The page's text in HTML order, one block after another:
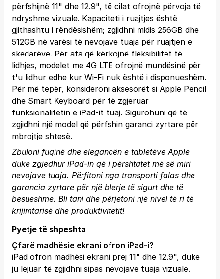
përfshijnë 11" dhe 12.9", të cilat ofrojnë përvoja të
ndryshme vizuale. Kapaciteti i ruajtjes është
gjithashtu i rëndësishëm; zgjidhni midis 256GB dhe
512GB në varësi të nevojave tuaja për ruajtjen e
skedarëve. Për ata që kërkojnë fleksibilitet të
lidhjes, modelet me 4G LTE ofrojnë mundësinë për
t'u lidhur edhe kur Wi-Fi nuk është i disponueshëm.
Për më tepër, konsideroni aksesorët si Apple Pencil
dhe Smart Keyboard për të zgjeruar
funksionalitetin e iPad-it tuaj. Sigurohuni që të
zgjidhni një model që përfshin garanci zyrtare për
mbrojtje shtesë.
Zbuloni fuqinë dhe elegancën e tabletëve Apple
duke zgjedhur iPad-in që i përshtatet më së miri
nevojave tuaja. Përfitoni nga transporti falas dhe
garancia zyrtare për një blerje të sigurt dhe të
besueshme. Bli tani dhe përjetoni një nivel të ri të
krijimtarisë dhe produktivitetit!
Pyetje të shpeshta
Çfarë madhësie ekrani ofron iPad-i?
iPad ofron madhësi ekrani prej 11" dhe 12.9", duke
ju lejuar të zgjidhni sipas nevojave tuaja vizuale.